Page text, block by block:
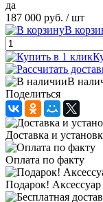
да
187 000 руб. / шт
В
В
Поделиться
Доставка и
Оплата по факту
Подарок!